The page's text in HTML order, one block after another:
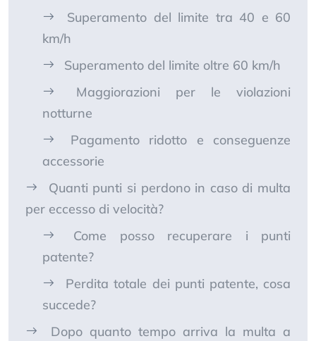
Superamento del limite tra 40 e 60
km/h
Superamento del limite oltre 60 km/h
Maggiorazioni per le violazioni
notturne
Pagamento ridotto e conseguenze
accessorie
Quanti punti si perdono in caso di multa
per eccesso di velocità?
Come posso recuperare i punti
patente?
Perdita totale dei punti patente, cosa
succede?
Dopo quanto tempo arriva la multa a